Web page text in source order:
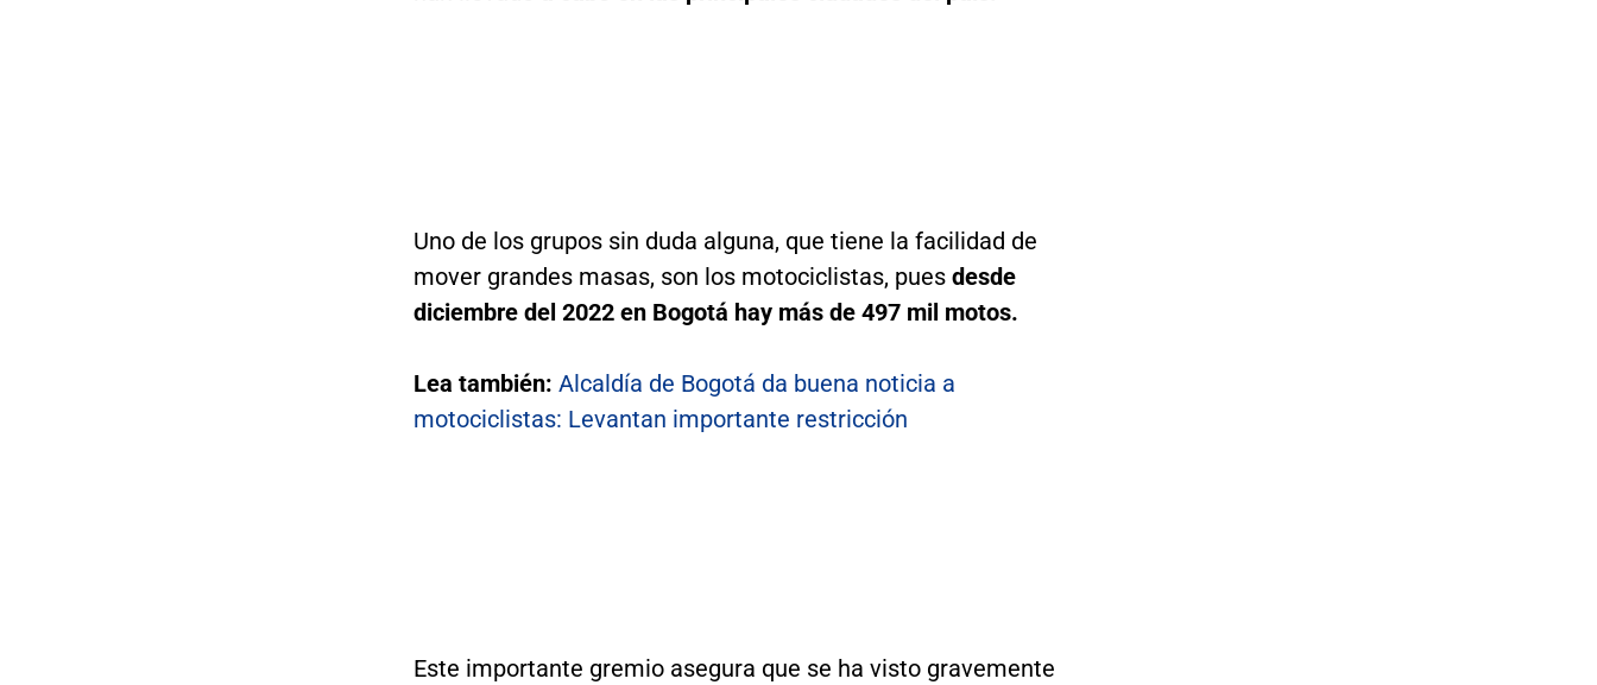
Uno de los grupos sin duda alguna, que tiene la facilidad de
mover grandes masas, son los motociclistas, pues desde
diciembre del 2022 en Bogotá hay más de 497 mil motos.
Lea también: Alcaldía de Bogotá da buena noticia a
motociclistas: Levantan importante restricción
Este importante gremio asegura que se ha visto gravemente